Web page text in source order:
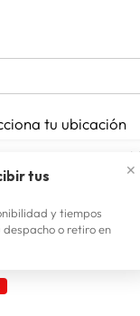
tu ubicación
✕
tus
y tiempos
o retiro en
Alaska 2